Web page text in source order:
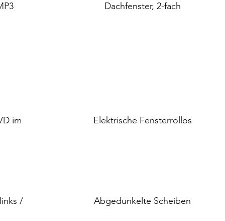
Dachfenster, 2-fach
im
Elektrische Fensterrollos
/
Abgedunkelte Scheiben